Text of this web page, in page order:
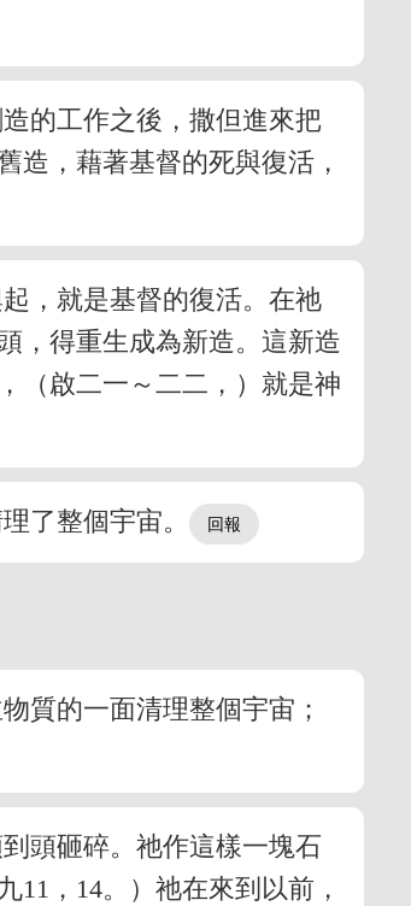
的工作之後，撒但進來把
造，藉著基督的死與復活，
，就是基督的復活。在祂
，得重生成為新造。這新造
（啟二一～二二，）就是神
了整個宇宙。
質的一面清理整個宇宙；
頭砸碎。祂作這樣一塊石
，14。）祂在來到以前，